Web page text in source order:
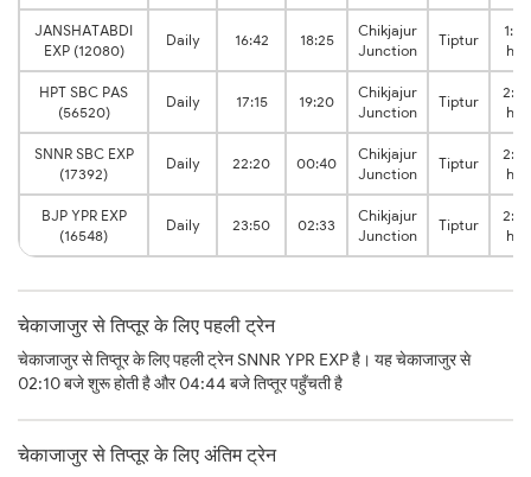
JANSHATABDI
EXP (12080)
Daily 16:42 18:25
Chikjajur
Junction
Tiptur
1:43
hrs
HPT SBC PAS
(56520)
Daily 17:15 19:20
Chikjajur
Junction
Tiptur
2:05
hrs
SNNR SBC EXP
(17392)
Daily 22:20 00:40
Chikjajur
Junction
Tiptur
2:20
hrs
BJP YPR EXP
(16548)
Daily 23:50 02:33
Chikjajur
Junction
Tiptur
2:43
hrs
चेकाजाजुर से तिप्तूर के लिए पहली ट्रेन
चेकाजाजुर से तिप्तूर के लिए पहली ट्रेन SNNR YPR EXP है। यह चेकाजाजुर से
02:10 बजे शुरू होती है और 04:44 बजे तिप्तूर पहुँचती है
चेकाजाजुर से तिप्तूर के लिए अंतिम ट्रेन